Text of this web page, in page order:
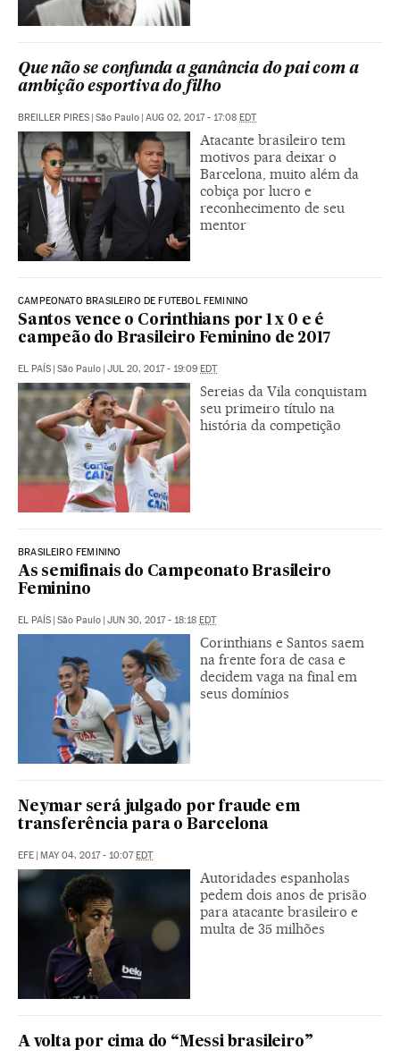
Que não se confunda a ganância do pai com a
ambição esportiva do filho
BREILLER PIRES | São Paulo | AUG 02, 2017 - 17:08 EDT
Atacante brasileiro tem
motivos para deixar o
Barcelona, muito além da
cobiça por lucro e
reconhecimento de seu
mentor
CAMPEONATO BRASILEIRO DE FUTEBOL FEMININO
Santos vence o Corinthians por 1 x 0 e é
campeão do Brasileiro Feminino de 2017
EL PAÍS | São Paulo | JUL 20, 2017 - 19:09 EDT
Sereias da Vila conquistam
seu primeiro título na
história da competição
BRASILEIRO FEMININO
As semifinais do Campeonato Brasileiro
Feminino
EL PAÍS | São Paulo | JUN 30, 2017 - 18:18 EDT
Corinthians e Santos saem
na frente fora de casa e
decidem vaga na final em
seus domínios
Neymar será julgado por fraude em
transferência para o Barcelona
EFE | MAY 04, 2017 - 10:07EDT
Autoridades espanholas
pedem dois anos de prisão
para atacante brasileiro e
multa de 35 milhões
A volta por cima do “Messi brasileiro”